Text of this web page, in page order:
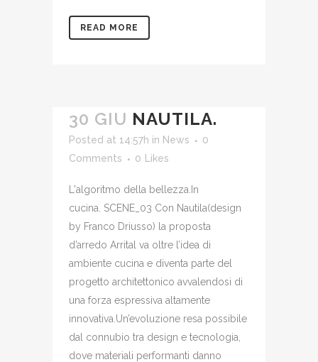
READ MORE
30 GIU NAUTILA.
Posted at 14:57h in News
0
Comments
0 Likes
L'algoritmo della bellezza.In
cucina. SCENE_03 Con Nautila(design
by Franco Driusso) la proposta
d’arredo Arrital va oltre l’idea di
ambiente cucina e diventa parte del
progetto architettonico avvalendosi di
una forza espressiva altamente
innovativa.Un’evoluzione resa possibile
dal connubio tra design e tecnologia,
dove materiali performanti danno